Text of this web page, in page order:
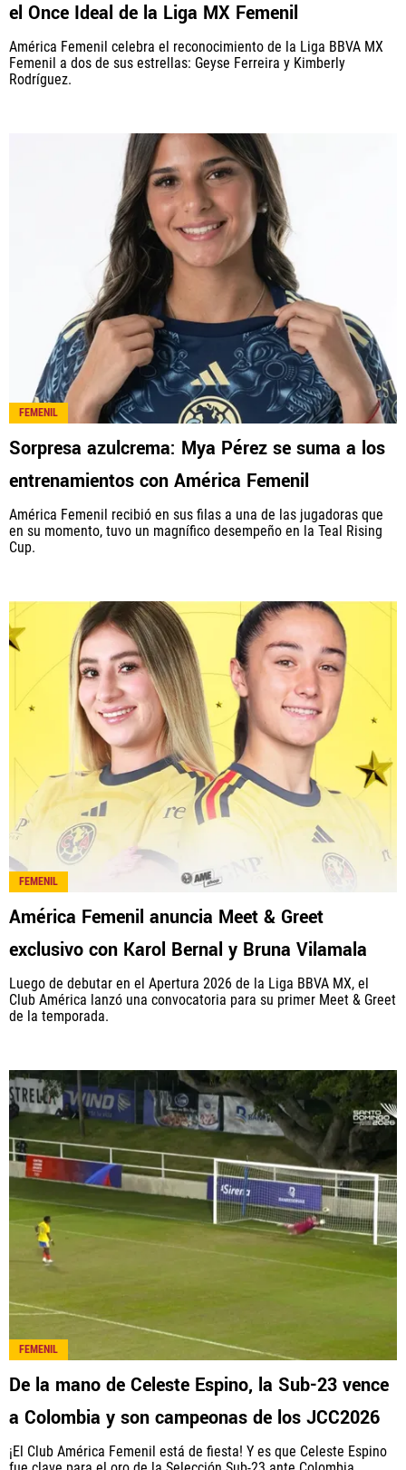
el Once Ideal de la Liga MX Femenil
América Femenil celebra el reconocimiento de la Liga BBVA MX
Femenil a dos de sus estrellas: Geyse Ferreira y Kimberly
Rodríguez.
FEMENIL
Sorpresa azulcrema: Mya Pérez se suma a los
entrenamientos con América Femenil
América Femenil recibió en sus filas a una de las jugadoras que
en su momento, tuvo un magnífico desempeño en la Teal Rising
Cup.
FEMENIL
América Femenil anuncia Meet & Greet
exclusivo con Karol Bernal y Bruna Vilamala
Luego de debutar en el Apertura 2026 de la Liga BBVA MX, el
Club América lanzó una convocatoria para su primer Meet & Greet
de la temporada.
FEMENIL
De la mano de Celeste Espino, la Sub-23 vence
a Colombia y son campeonas de los JCC2026
¡El Club América Femenil está de fiesta! Y es que Celeste Espino